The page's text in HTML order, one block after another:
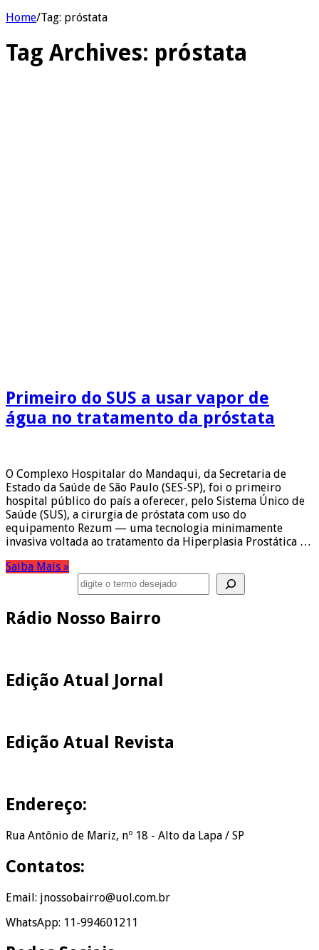
Home/Tag: próstata
Tag Archives: próstata
Primeiro do SUS a usar vapor de
água no tratamento da próstata
O Complexo Hospitalar do Mandaqui, da Secretaria de
Estado da Saúde de São Paulo (SES-SP), foi o primeiro
hospital público do país a oferecer, pelo Sistema Único de
Saúde (SUS), a cirurgia de próstata com uso do
equipamento Rezum — uma tecnologia minimamente
invasiva voltada ao tratamento da Hiperplasia Prostática …
Saiba Mais »
Rádio Nosso Bairro
Edição Atual Jornal
Edição Atual Revista
Endereço:
Rua Antônio de Mariz, nº 18 - Alto da Lapa / SP
Contatos:
Email: jnossobairro@uol.com.br
WhatsApp: 11-994601211